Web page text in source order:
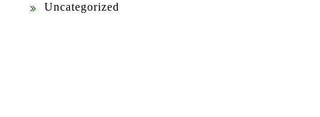
Uncategorized